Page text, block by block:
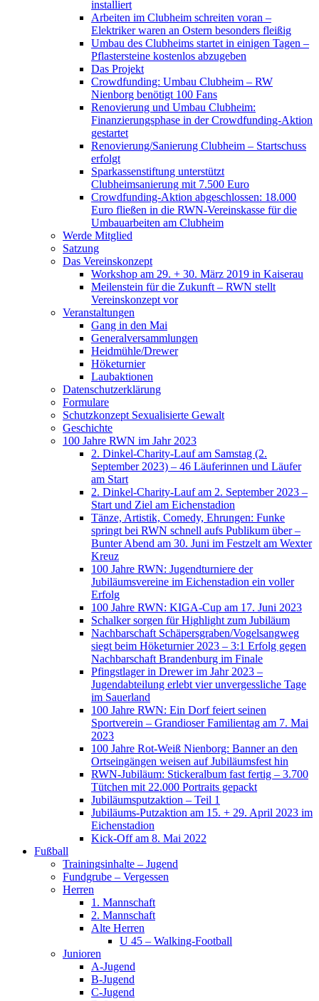
installiert
Arbeiten im Clubheim schreiten voran –
Elektriker waren an Ostern besonders fleißig
Umbau des Clubheims startet in einigen Tagen –
Pflastersteine kostenlos abzugeben
Das Projekt
Crowdfunding: Umbau Clubheim – RW
Nienborg benötigt 100 Fans
Renovierung und Umbau Clubheim:
Finanzierungsphase in der Crowdfunding-Aktion
gestartet
Renovierung/Sanierung Clubheim – Startschuss
erfolgt
Sparkassenstiftung unterstützt
Clubheimsanierung mit 7.500 Euro
Crowdfunding-Aktion abgeschlossen: 18.000
Euro fließen in die RWN-Vereinskasse für die
Umbauarbeiten am Clubheim
Werde Mitglied
Satzung
Das Vereinskonzept
Workshop am 29. + 30. März 2019 in Kaiserau
Meilenstein für die Zukunft – RWN stellt
Vereinskonzept vor
Veranstaltungen
Gang in den Mai
Generalversammlungen
Heidmühle/Drewer
Höketurnier
Laubaktionen
Datenschutzerklärung
Formulare
Schutzkonzept Sexualisierte Gewalt
Geschichte
100 Jahre RWN im Jahr 2023
2. Dinkel-Charity-Lauf am Samstag (2.
September 2023) – 46 Läuferinnen und Läufer
am Start
2. Dinkel-Charity-Lauf am 2. September 2023 –
Start und Ziel am Eichenstadion
Tänze, Artistik, Comedy, Ehrungen: Funke
springt bei RWN schnell aufs Publikum über –
Bunter Abend am 30. Juni im Festzelt am Wexter
Kreuz
100 Jahre RWN: Jugendturniere der
Jubiläumsvereine im Eichenstadion ein voller
Erfolg
100 Jahre RWN: KIGA-Cup am 17. Juni 2023
Schalker sorgen für Highlight zum Jubiläum
Nachbarschaft Schäpersgraben/Vogelsangweg
siegt beim Höketurnier 2023 – 3:1 Erfolg gegen
Nachbarschaft Brandenburg im Finale
Pfingstlager in Drewer im Jahr 2023 –
Jugendabteilung erlebt vier unvergessliche Tage
im Sauerland
100 Jahre RWN: Ein Dorf feiert seinen
Sportverein – Grandioser Familientag am 7. Mai
2023
100 Jahre Rot-Weiß Nienborg: Banner an den
Ortseingängen weisen auf Jubiläumsfest hin
RWN-Jubiläum: Stickeralbum fast fertig – 3.700
Tütchen mit 22.000 Portraits gepackt
Jubiläumsputzaktion – Teil 1
Jubiläums-Putzaktion am 15. + 29. April 2023 im
Eichenstadion
Kick-Off am 8. Mai 2022
Fußball
Trainingsinhalte – Jugend
Fundgrube – Vergessen
Herren
1. Mannschaft
2. Mannschaft
Alte Herren
U 45 – Walking-Football
Junioren
A-Jugend
B-Jugend
C-Jugend